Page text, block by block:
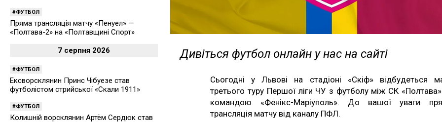
Дивіться футбол онлайн у нас на сайті
Сьогодні у Львові на стадіоні «Скіф» відбудеться
третього туру Першої ліги ЧУ з футболу між СК
командою «Фенікс-Маріуполь». До вашої уваги
трансляція матчу від каналу ПФЛ.
ФУТБОЛ
Пряма трансляція матчу «Пенуел» —
«Полтава-2» на «Полтавщині Спорт»
7 серпня 2026
ФУТБОЛ
Ексворсклянин Принс Чібуезе став
футболістом стрийської «Скали 1911»
ФУТБОЛ
Колишній ворсклянин Артём Сердюк став